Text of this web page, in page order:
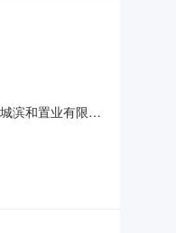
滨和置业有限公